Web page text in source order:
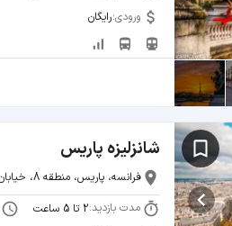
ورودی:رایگان
شانزلیزه پاریس
فرانسه، پاریس، منطقه 8، خیابان شانزلیزه
مدت بازدید:2 تا 5 ساعت